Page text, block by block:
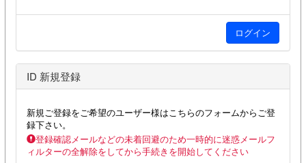
ID 新規登録
新規ご登録をご希望のユーザー様はこちらのフォームからご登
録下さい。
登録確認メールなどの未着回避のため一時的に迷惑メールフ
ィルターの全解除をしてから手続きを開始してください